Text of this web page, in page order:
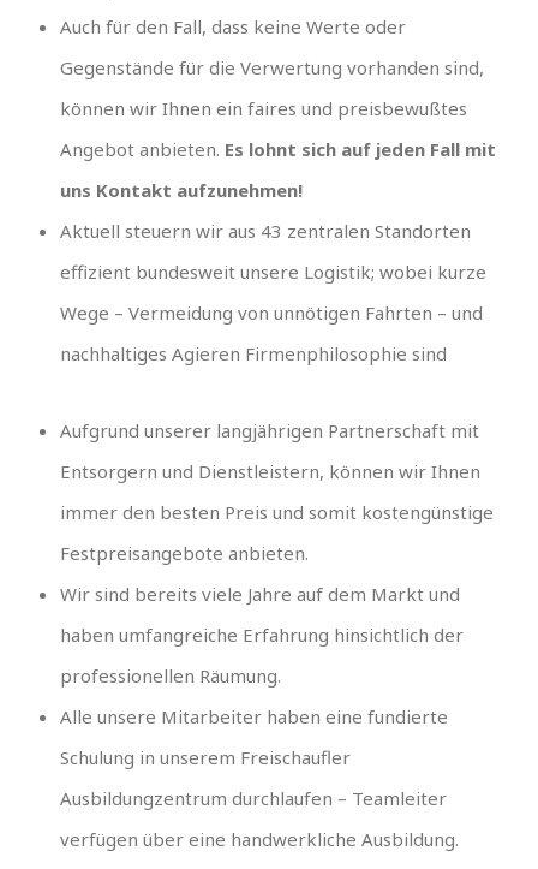
Auch für den Fall, dass keine Werte oder
Gegenstände für die Verwertung vorhanden sind,
können wir Ihnen ein faires und preisbewußtes
Angebot anbieten. Es lohnt sich auf jeden Fall mit
uns Kontakt aufzunehmen!
Aktuell steuern wir aus 43 zentralen Standorten
effizient bundesweit unsere Logistik; wobei kurze
Wege – Vermeidung von unnötigen Fahrten – und
nachhaltiges Agieren Firmenphilosophie sind
Aufgrund unserer langjährigen Partnerschaft mit
Entsorgern und Dienstleistern, können wir Ihnen
immer den besten Preis und somit kostengünstige
Festpreisangebote anbieten.
Wir sind bereits viele Jahre auf dem Markt und
haben umfangreiche Erfahrung hinsichtlich der
professionellen Räumung.
Alle unsere Mitarbeiter haben eine fundierte
Schulung in unserem Freischaufler
Ausbildungzentrum durchlaufen – Teamleiter
verfügen über eine handwerkliche Ausbildung.